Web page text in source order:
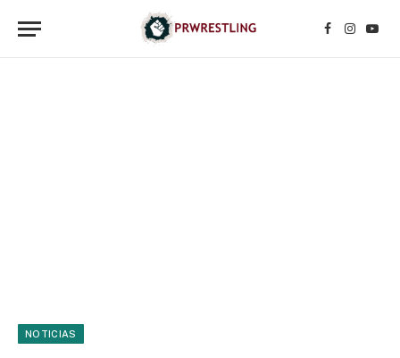
Facebook
NOTICIAS